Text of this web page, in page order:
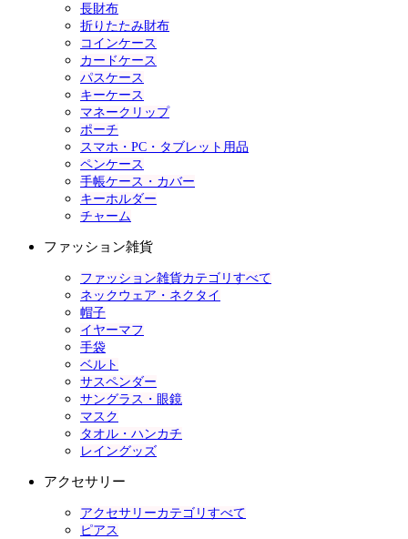
長財布
折りたたみ財布
コインケース
カードケース
パスケース
キーケース
マネークリップ
ポーチ
スマホ・PC・タブレット用品
ペンケース
手帳ケース・カバー
キーホルダー
チャーム
ファッション雑貨
ファッション雑貨カテゴリすべて
ネックウェア・ネクタイ
帽子
イヤーマフ
手袋
ベルト
サスペンダー
サングラス・眼鏡
マスク
タオル・ハンカチ
レイングッズ
アクセサリー
アクセサリーカテゴリすべて
ピアス